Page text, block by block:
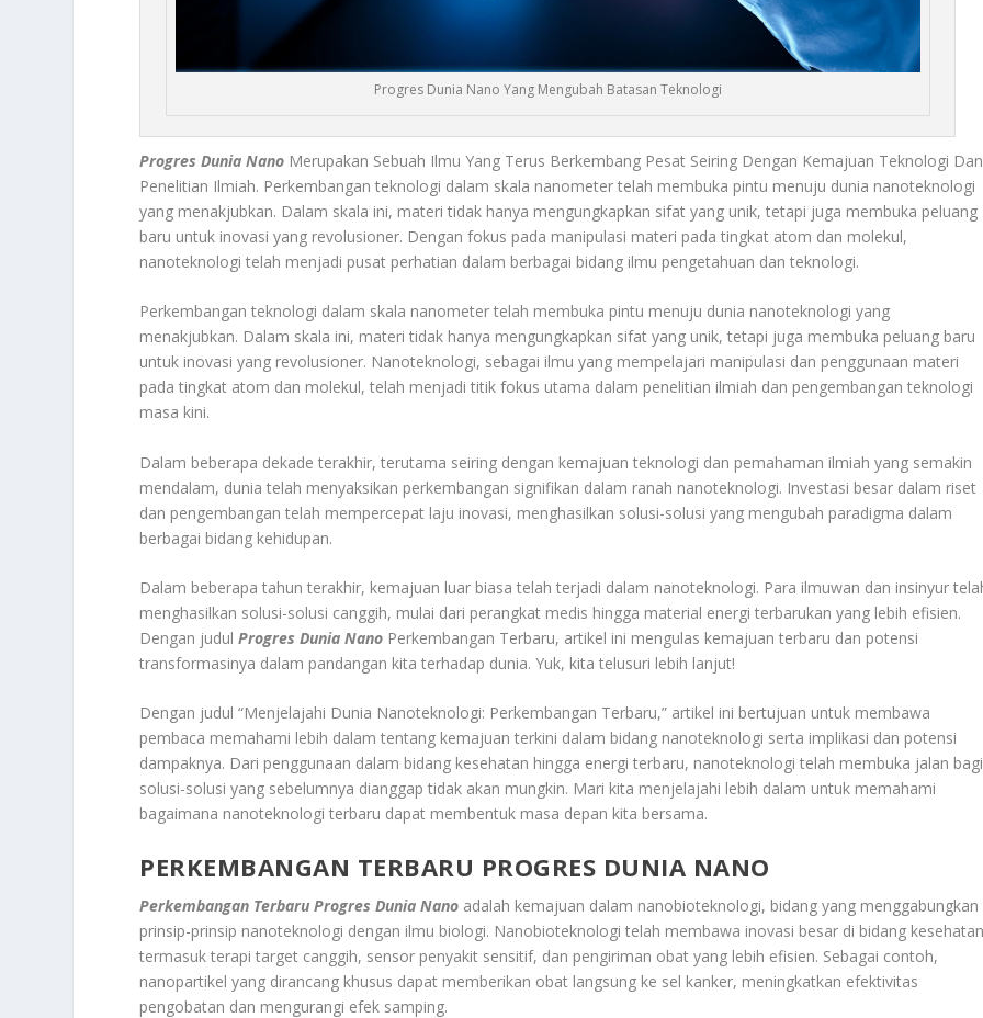
Progres Dunia Nano Yang Mengubah Batasan Teknologi
Progres Dunia Nano Merupakan Sebuah Ilmu Yang Terus Berkembang Pesat Seiring Dengan Kemajuan Teknologi Dan
Penelitian Ilmiah. Perkembangan teknologi dalam skala nanometer telah membuka pintu menuju dunia nanoteknologi
yang menakjubkan. Dalam skala ini, materi tidak hanya mengungkapkan sifat yang unik, tetapi juga membuka peluang
baru untuk inovasi yang revolusioner. Dengan fokus pada manipulasi materi pada tingkat atom dan molekul,
nanoteknologi telah menjadi pusat perhatian dalam berbagai bidang ilmu pengetahuan dan teknologi.
Perkembangan teknologi dalam skala nanometer telah membuka pintu menuju dunia nanoteknologi yang
menakjubkan. Dalam skala ini, materi tidak hanya mengungkapkan sifat yang unik, tetapi juga membuka peluang baru
untuk inovasi yang revolusioner. Nanoteknologi, sebagai ilmu yang mempelajari manipulasi dan penggunaan materi
pada tingkat atom dan molekul, telah menjadi titik fokus utama dalam penelitian ilmiah dan pengembangan teknologi
masa kini.
Dalam beberapa dekade terakhir, terutama seiring dengan kemajuan teknologi dan pemahaman ilmiah yang semakin
mendalam, dunia telah menyaksikan perkembangan signifikan dalam ranah nanoteknologi. Investasi besar dalam riset
dan pengembangan telah mempercepat laju inovasi, menghasilkan solusi-solusi yang mengubah paradigma dalam
berbagai bidang kehidupan.
Dalam beberapa tahun terakhir, kemajuan luar biasa telah terjadi dalam nanoteknologi. Para ilmuwan dan insinyur
menghasilkan solusi-solusi canggih, mulai dari perangkat medis hingga material energi terbarukan yang lebih efisien.
Dengan judulProgres Dunia Nano Perkembangan Terbaru, artikel ini mengulas kemajuan terbaru dan potensi
transformasinya dalam pandangan kita terhadap dunia. Yuk, kita telusuri lebih lanjut!
Dengan judul “Menjelajahi Dunia Nanoteknologi: Perkembangan Terbaru,” artikel ini bertujuan untuk membawa
pembaca memahami lebih dalam tentang kemajuan terkini dalam bidang nanoteknologi serta implikasi dan potensi
dampaknya. Dari penggunaan dalam bidang kesehatan hingga energi terbaru, nanoteknologi telah membuka jalan bagi
solusi-solusi yang sebelumnya dianggap tidak akan mungkin. Mari kita menjelajahi lebih dalam untuk memahami
bagaimana nanoteknologi terbaru dapat membentuk masa depan kita bersama.
PERKEMBANGAN TERBARU PROGRES DUNIA NANO
Perkembangan Terbaru Progres Dunia Nano adalah kemajuan dalam nanobioteknologi, bidang yang menggabungkan
prinsip-prinsip nanoteknologi dengan ilmu biologi. Nanobioteknologi telah membawa inovasi besar di bidang
termasuk terapi target canggih, sensor penyakit sensitif, dan pengiriman obat yang lebih efisien. Sebagai contoh,
nanopartikel yang dirancang khusus dapat memberikan obat langsung ke sel kanker, meningkatkan efektivitas
pengobatan dan mengurangi efek samping.